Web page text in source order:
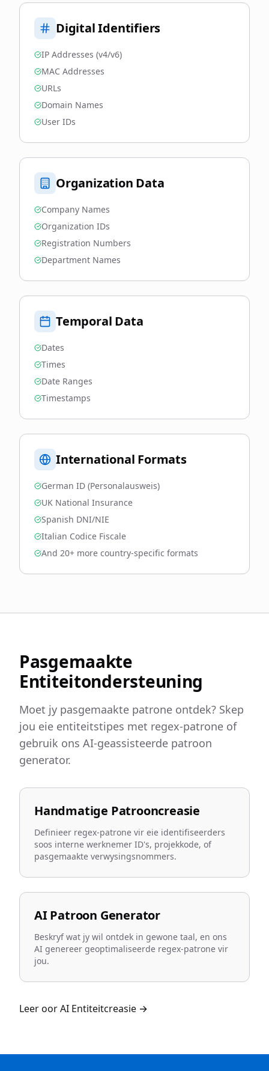
Digital Identifiers
IP Addresses (v4/v6)
MAC Addresses
URLs
Domain Names
User IDs
Organization Data
Company Names
Organization IDs
Registration Numbers
Department Names
Temporal Data
Dates
Times
Date Ranges
Timestamps
International Formats
German ID (Personalausweis)
UK National Insurance
Spanish DNI/NIE
Italian Codice Fiscale
And 20+ more country-specific formats
Pasgemaakte
Entiteitondersteuning
Moet jy pasgemaakte patrone ontdek? Skep
jou eie entiteitstipes met regex-patrone of
gebruik ons AI-geassisteerde patroon
generator.
Handmatige Patrooncreasie
Definieer regex-patrone vir eie identifiseerders
soos interne werknemer ID's, projekkode, of
pasgemaakte verwysingsnommers.
AI Patroon Generator
Beskryf wat jy wil ontdek in gewone taal, en ons
AI genereer geoptimaliseerde regex-patrone vir
jou.
Leer oor AI Entiteitcreasie →